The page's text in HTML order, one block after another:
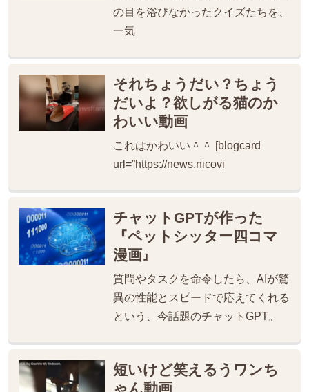
の目を浴びなかったクイズたちを、
一気
それちょうだい？ちょう
だいよ？欲しがる猫のか
わいい動画
これはかわいい＾＾ [blogcard
url=”https://news.nicovi
チャットGPTが作った
『ペットシッター四コマ
漫画』
質問やタスクを命令したら、AIが驚
異の性能とスピードで応えてくれる
という、今話題のチャットGPT。
短いけど笑えるうワンち
ゃん動画